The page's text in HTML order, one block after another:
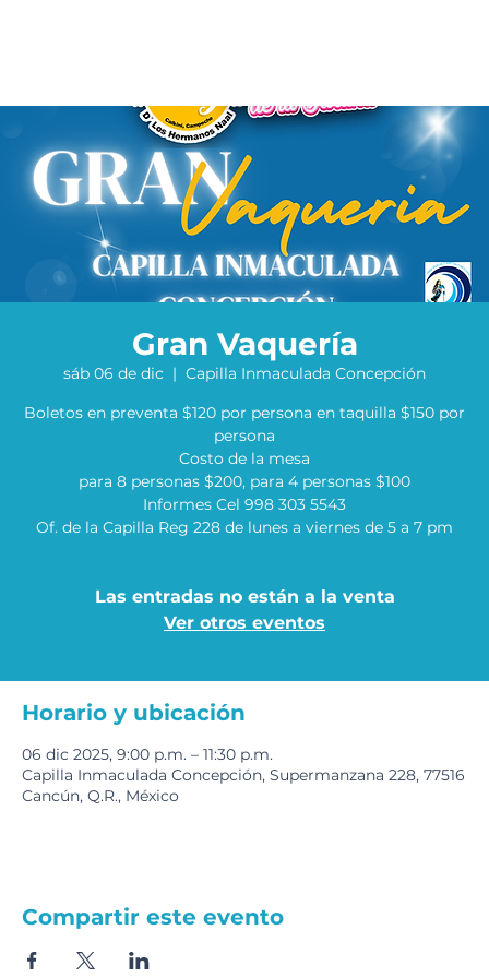
Gran Vaquería
sáb 06 de dic
  |
Capilla Inmaculada Concepción
Boletos en preventa $120 por persona en taquilla $150 por
persona
Costo de la mesa
para 8 personas $200, para 4 personas $100
Informes Cel 998 303 5543
Of. de la Capilla Reg 228 de lunes a viernes de 5 a 7 pm
Las entradas no están a la venta
Ver otros eventos
Horario y ubicación
06 dic 2025, 9:00 p.m. – 11:30 p.m.
Capilla Inmaculada Concepción, Supermanzana 228, 77516
Cancún, Q.R., México
Compartir este evento